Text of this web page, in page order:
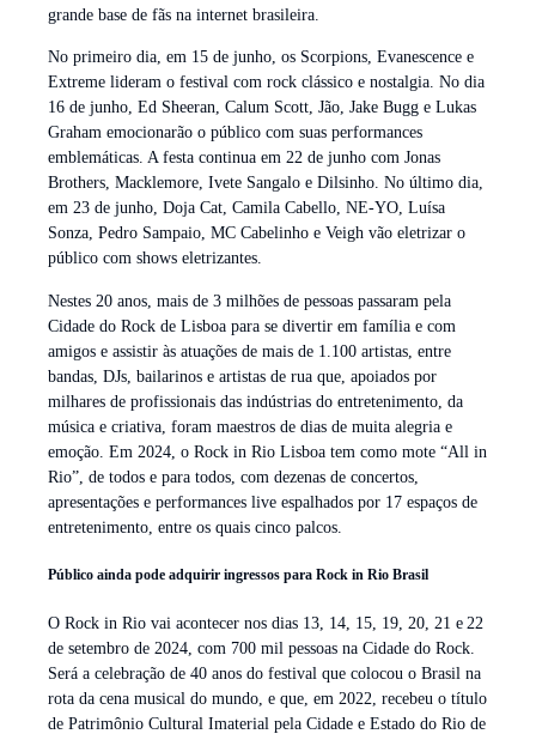
grande base de fãs na internet brasileira.
No primeiro dia, em 15 de junho, os Scorpions, Evanescence e
Extreme lideram o festival com rock clássico e nostalgia. No dia
16 de junho, Ed Sheeran, Calum Scott, Jão, Jake Bugg e Lukas
Graham emocionarão o público com suas performances
emblemáticas. A festa continua em 22 de junho com Jonas
Brothers, Macklemore, Ivete Sangalo e Dilsinho. No último dia,
em 23 de junho, Doja Cat, Camila Cabello, NE-YO, Luísa
Sonza, Pedro Sampaio, MC Cabelinho e Veigh vão eletrizar o
público com shows eletrizantes.
Nestes 20 anos, mais de 3 milhões de pessoas passaram pela
Cidade do Rock de Lisboa para se divertir em família e com
amigos e assistir às atuações de mais de 1.100 artistas, entre
bandas, DJs, bailarinos e artistas de rua que, apoiados por
milhares de profissionais das indústrias do entretenimento, da
música e criativa, foram maestros de dias de muita alegria e
emoção. Em 2024, o Rock in Rio Lisboa tem como mote “All in
Rio”, de todos e para todos, com dezenas de concertos,
apresentações e performances live espalhados por 17 espaços de
entretenimento, entre os quais cinco palcos.
Público ainda pode adquirir ingressos para Rock in Rio Brasil
O Rock in Rio vai acontecer nos dias 13, 14, 15, 19, 20, 21 e 22
de setembro de 2024, com 700 mil pessoas na Cidade do Rock.
Será a celebração de 40 anos do festival que colocou o Brasil na
rota da cena musical do mundo, e que, em 2022, recebeu o título
de Patrimônio Cultural Imaterial pela Cidade e Estado do Rio de